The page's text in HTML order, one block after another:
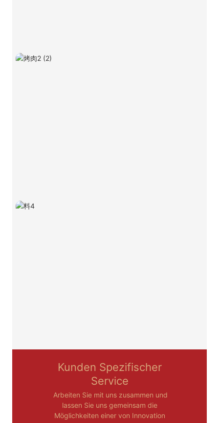
Kunden Spezifischer
Service
Arbeiten Sie mit uns zusammen und
lassen Sie uns gemeinsam die
Möglichkeiten einer von Innovation